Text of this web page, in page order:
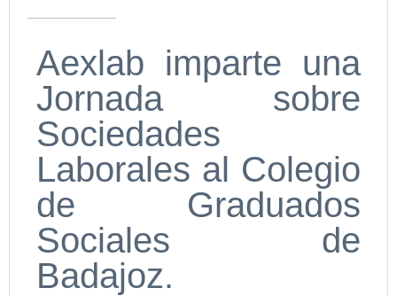
Aexlab imparte una
Jornada sobre
Sociedades
Laborales al Colegio
de Graduados
Sociales de
Badajoz.